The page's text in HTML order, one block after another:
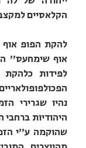
הקלאסיים
להקת הפופ
לפידות
נהיו שגרירי
היהודיות
שהוקמה ע"י